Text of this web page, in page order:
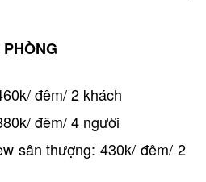
đêm/ 2 khách
đêm/ 4 người
sân thượng: 430k/ đêm/ 2